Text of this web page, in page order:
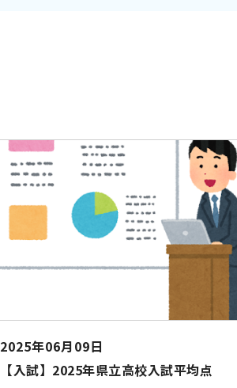
2025年06月09日
【入試】2025年県立高校入試平均点